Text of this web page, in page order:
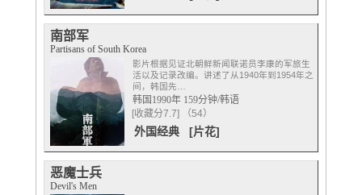
南部军
Partisans of South Korea
影片根据见证北朝鲜新闻联诺员李康的军旅生
活以及记录改编。讲述了从1940年到1954年之
间，韩国先…
韩国1990年 159分钟/韩语
[收藏分7.7] （54）
外国经典 [片花]
恶魔士兵
Devil's Men